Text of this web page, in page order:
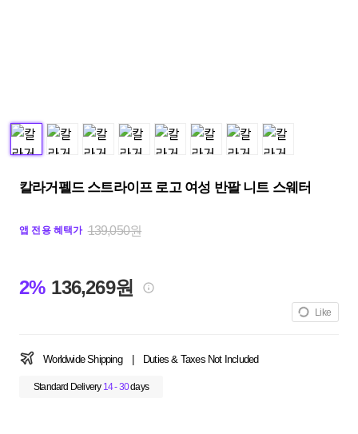
칼라거펠드 스트라이프 로고 여성 반팔 니트 스웨터
앱 전용 혜택가 139,050원
2% 136,269원
Like
Worldwide Shipping Duties & Taxes Not Included
Standard Delivery 14 - 30days